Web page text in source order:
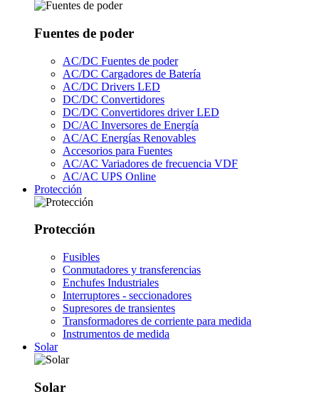
Fuentes de poder
AC/DC Fuentes de poder
AC/DC Cargadores de Batería
AC/DC Drivers LED
DC/DC Convertidores
DC/DC Convertidores driver LED
DC/AC Inversores de Energía
AC/AC Energías Renovables
Accesorios para Fuentes
AC/AC Variadores de frecuencia VDF
AC/AC UPS Online
Protección
Protección
Fusibles
Conmutadores y transferencias
Enchufes Industriales
Interruptores - seccionadores
Supresores de transientes
Transformadores de corriente para medida
Instrumentos de medida
Solar
Solar